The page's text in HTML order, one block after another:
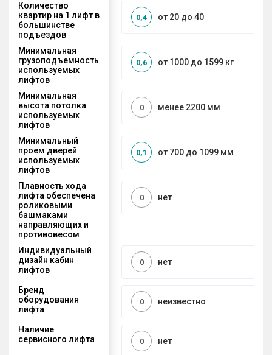
Количество
квартир на 1 лифт в
большинстве
подъездов
от 20 до 40
0,4
Минимальная
грузоподъемность
используемых
лифтов
от 1000 до 1599 кг
0,6
Минимальная
высота потолка
используемых
лифтов
менее 2200 мм
0
Минимальный
проем дверей
используемых
лифтов
от 700 до 1099 мм
0,1
Плавность хода
лифта обеспечена
роликовыми
башмаками
направляющих и
противовесом
нет
0
Индивидуальный
дизайн кабин
лифтов
нет
0
Бренд
оборудования
лифта
неизвестно
0
Наличие
сервисного лифта
нет
0